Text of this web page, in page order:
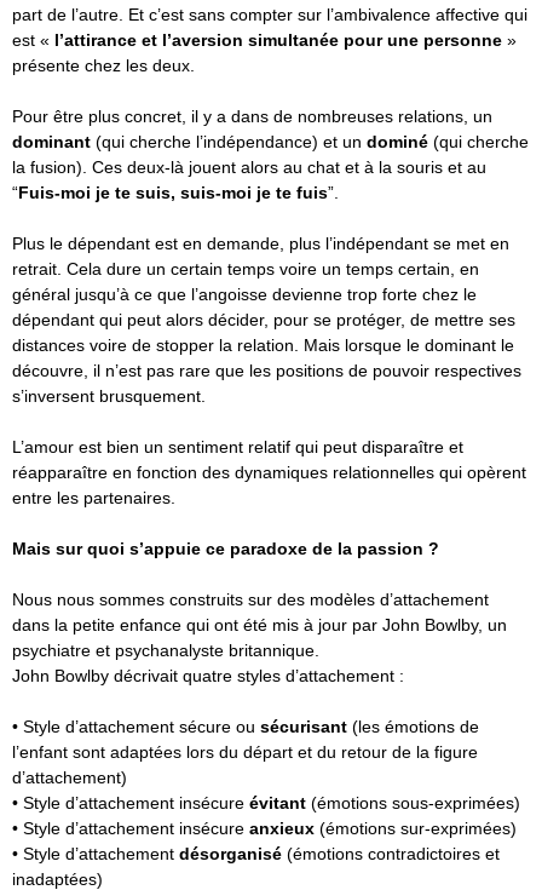
part de l’autre. Et c’est sans compter sur l’ambivalence affective qui
est « l’attirance et l’aversion simultanée pour une personne »
présente chez les deux.
Pour être plus concret, il y a dans de nombreuses relations, un
dominant (qui cherche l’indépendance) et un dominé (qui cherche
la fusion). Ces deux-là jouent alors au chat et à la souris et au
“Fuis-moi je te suis, suis-moi je te fuis”.
Plus le dépendant est en demande, plus l’indépendant se met en
retrait. Cela dure un certain temps voire un temps certain, en
général jusqu’à ce que l’angoisse devienne trop forte chez le
dépendant qui peut alors décider, pour se protéger, de mettre ses
distances voire de stopper la relation. Mais lorsque le dominant le
découvre, il n’est pas rare que les positions de pouvoir respectives
s’inversent brusquement.
L’amour est bien un sentiment relatif qui peut disparaître et
réapparaître en fonction des dynamiques relationnelles qui opèrent
entre les partenaires.
Mais sur quoi s’appuie ce paradoxe de la passion ?
Nous nous sommes construits sur des modèles d’attachement
dans la petite enfance qui ont été mis à jour par John Bowlby, un
psychiatre et psychanalyste britannique.
John Bowlby décrivait quatre styles d’attachement :
• Style d’attachement sécure ou sécurisant (les émotions de
l’enfant sont adaptées lors du départ et du retour de la figure
d’attachement)
• Style d’attachement insécure évitant (émotions sous-exprimées)
• Style d’attachement insécure anxieux (émotions sur-exprimées)
• Style d’attachement désorganisé (émotions contradictoires et
inadaptées)